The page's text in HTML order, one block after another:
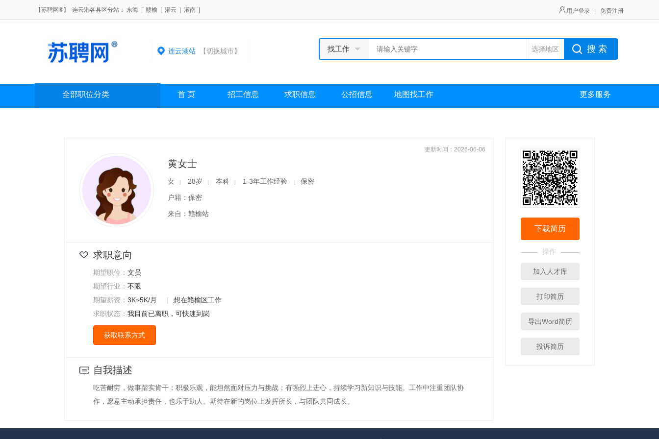
【苏聘网®】 连云港各县区分站： 东海 赣榆 灌云 灌南 用户登录 免费注册
连云港站【切换城市】 找工作 选择地区 搜 索
全部职位分类 首 页 招工信息 求职信息 公招信息 地图找工作 更多服务
更新时间：2026-06-06
黄女士
女 | 28岁 | 本科 | 1-3年工作经验 | 保密
户籍：保密
来自：赣榆站
求职意向
期望职位： 文员
期望行业： 不限
期望薪资： 3K~5K/月 |
想在赣榆区工作
求职状态： 我目前已离职，可快速到岗
获取联系方式
自我描述
吃苦耐劳，做事踏实肯干；积极乐观，能坦然面对压力与挑战；有强烈上进心，持续学习新知识与技能。工作中注重团队协
作，愿意主动承担责任，也乐于助人。期待在新的岗位上发挥所长，与团队共同成长。
下载简历
操作
加入人才库
打印简历
导出Word简历
投诉简历